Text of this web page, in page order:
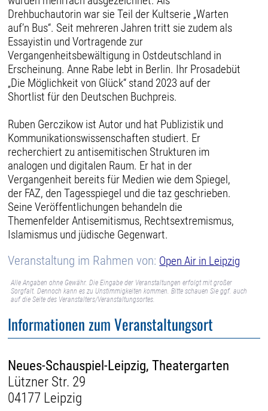
Drehbuchautorin war sie Teil der Kultserie „Warten
auf’n Bus“. Seit mehreren Jahren tritt sie zudem als
Essayistin und Vortragende zur
Vergangenheitsbewältigung in Ostdeutschland in
Erscheinung. Anne Rabe lebt in Berlin. Ihr Prosadebüt
„Die Möglichkeit von Glück“ stand 2023 auf der
Shortlist für den Deutschen Buchpreis.
Ruben Gerczikow ist Autor und hat Publizistik und
Kommunikationswissenschaften studiert. Er
recherchiert zu antisemitischen Strukturen im
analogen und digitalen Raum. Er hat in der
Vergangenheit bereits für Medien wie dem Spiegel,
der FAZ, den Tagesspiegel und die taz geschrieben.
Seine Veröffentlichungen behandeln die
Themenfelder Antisemitismus, Rechtsextremismus,
Islamismus und jüdische Gegenwart.
Veranstaltung im Rahmen von: Open Air in Leipzig
Alle Angaben ohne Gewähr. Die Eingabe der Veranstaltungen erfolgt mit großer
Sorgfalt. Dennoch kann es zu Unstimmigkeiten kommen. Bitte schauen Sie ggf. auch
auf die Seite des Veranstalters/Veranstaltungsortes.
Informationen zum Veranstaltungsort
Neues-Schauspiel-Leipzig, Theatergarten
Lützner Str. 29
04177 Leipzig